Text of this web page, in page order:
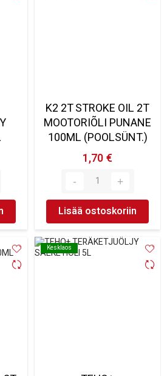
K2 2T STROKE OIL 2T
MOOTORIÕLI PUNANE
100ML (POOLSÜNT.)
1,70 €
Lisää ostoskoriin
Kesklaos
Kesklaos